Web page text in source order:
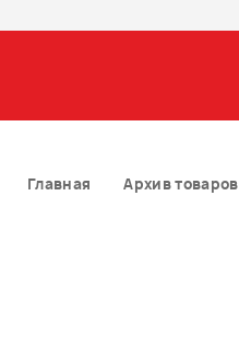
Главная Архив товаров